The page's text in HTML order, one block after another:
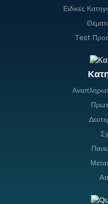
Ειδικές
Test